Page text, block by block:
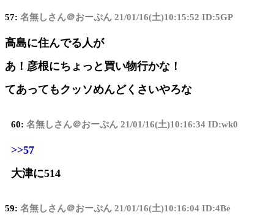
57: 名無しさん＠おーぷん 21/01/16(土)10:15:52 ID:5GP
高島に住んでる人が
あ！彦根にちょっと買い物行かな！
てあってもクッソめんどくさいやろな
60: 名無しさん＠おーぷん 21/01/16(土)10:16:34 ID:wk0
>>57
大津に514
59: 名無しさん＠おーぷん 21/01/16(土)10:16:04 ID:4Be